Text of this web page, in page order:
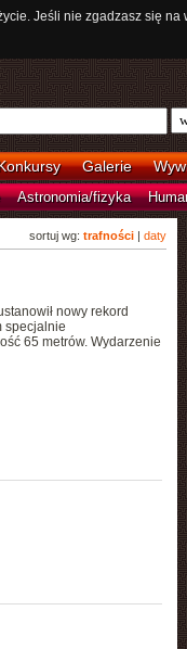
Jeśli nie zgadzasz się
Galerie
Astronomia/fizyka
sortuj wg: trafności| daty
nowy rekord
specjalnie
65 metrów. Wydarzenie